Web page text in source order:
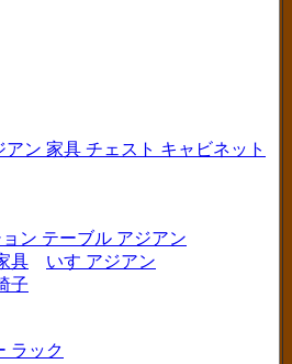
アン 家具 チェスト キャビネット
ン テーブル アジアン
具
いす アジアン
子
ラック